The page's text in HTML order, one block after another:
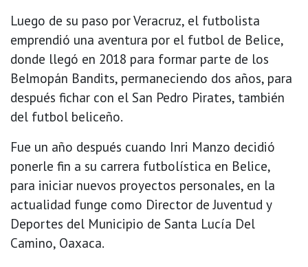
Luego de su paso por Veracruz, el futbolista
emprendió una aventura por el futbol de Belice,
donde llegó en 2018 para formar parte de los
Belmopán Bandits, permaneciendo dos años, para
después fichar con el San Pedro Pirates, también
del futbol beliceño.
Fue un año después cuando Inri Manzo decidió
ponerle fin a su carrera futbolística en Belice,
para iniciar nuevos proyectos personales, en la
actualidad funge como Director de Juventud y
Deportes del Municipio de Santa Lucía Del
Camino, Oaxaca.